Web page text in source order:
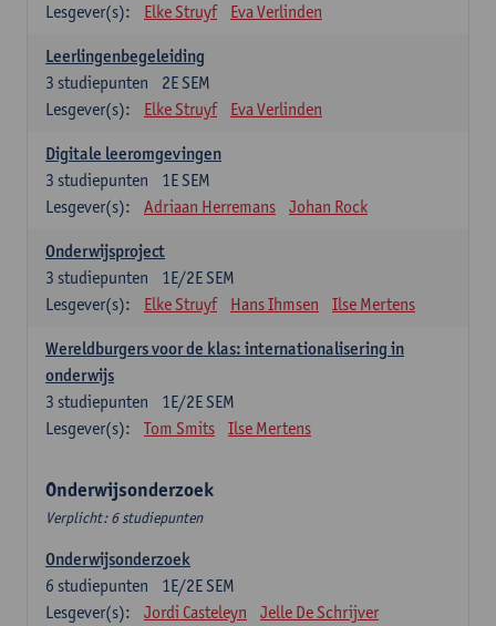
Lesgever(s):
Elke Struyf Eva Verlinden
Leerlingenbegeleiding
2E SEM
3 studiepunten
Lesgever(s):
Elke Struyf Eva Verlinden
Digitale leeromgevingen
1E SEM
3 studiepunten
Lesgever(s):
Adriaan Herremans Johan Rock
Onderwijsproject
1E/2E SEM
3 studiepunten
Lesgever(s):
Elke Struyf Hans Ihmsen Ilse Mertens
Wereldburgers voor de klas: internationalisering in
onderwijs
1E/2E SEM
3 studiepunten
Lesgever(s):
Tom Smits Ilse Mertens
Onderwijsonderzoek
Verplicht: 6 studiepunten
Onderwijsonderzoek
1E/2E SEM
6 studiepunten
Lesgever(s):
Jordi Casteleyn Jelle De Schrijver